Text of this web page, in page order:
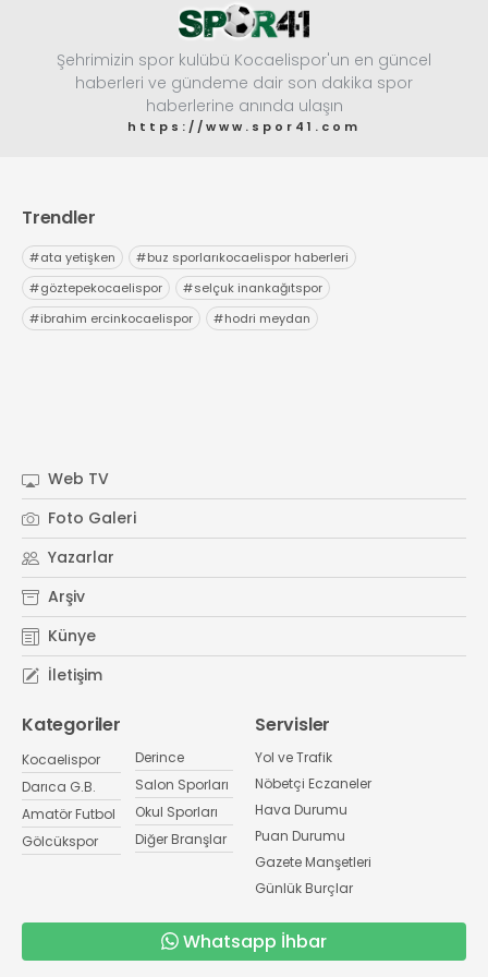
Şehrimizin spor kulübü Kocaelispor'un en güncel
haberleri ve gündeme dair son dakika spor
haberlerine anında ulaşın
https://www.spor41.com
Trendler
#ata yetişken #buz sporlarıkocaelispor haberleri
#göztepekocaelispor #selçuk inankağıtspor
#ibrahim ercinkocaelispor #hodri meydan
Web TV
Foto Galeri
Yazarlar
Arşiv
Künye
İletişim
Kategoriler
Kocaelispor
Darıca G.B.
Amatör Futbol
Gölcükspor
Derince
Salon Sporları
Okul Sporları
Diğer Branşlar
Servisler
Yol ve Trafik
Nöbetçi Eczaneler
Hava Durumu
Puan Durumu
Gazete Manşetleri
Günlük Burçlar
Whatsapp İhbar
info@spor41.com